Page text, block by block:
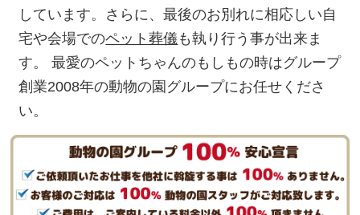
しています。さらに、最後のお別れに相応しい自
宅や会場でのペット葬儀も執り行う事が出来ま
す。 最愛のペットちゃんのもしもの時はグループ
創業2008年の動物の園グループにお任せくださ
い。